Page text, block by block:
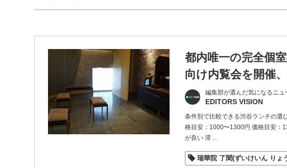
都内唯一の完全個
向け内覧会を開催
編集部が選んだ気になるニュ
EDITORS VISION
条件別で比較できる渋谷ランチの選
格目安：1000〜1300円 価格目安：
が良い 滞…
瑞華院 了聞(ずいけいん りょ